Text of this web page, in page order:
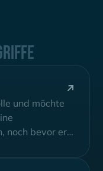
und möchte
noch bevor er